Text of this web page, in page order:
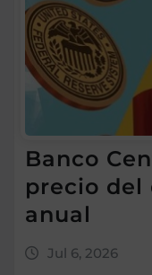
Banco
precio del
anual
Jul 6, 2026